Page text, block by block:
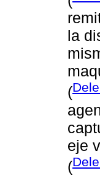
la
(
eje
(